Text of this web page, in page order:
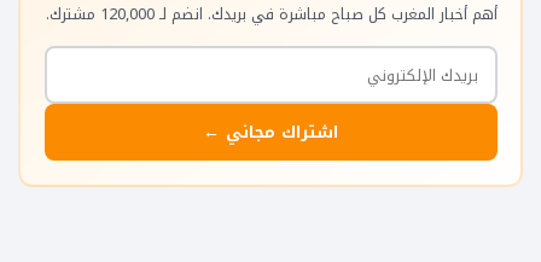
أهم أخبار المغرب كل صباح مباشرة في بريدك. انضم لـ 120,000 مشترك.
اشتراك مجاني ←